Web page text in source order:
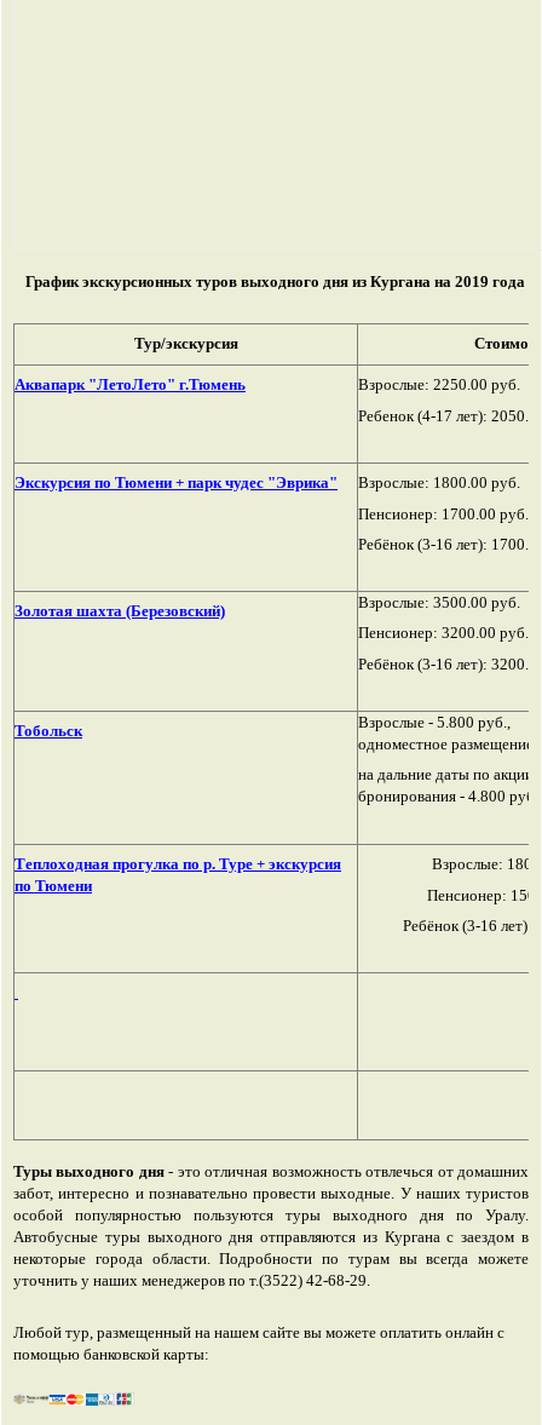
График экскурсионных туров выходного дня из Кургана на 2019 года
Тур/экскурсия
Аквапарк "ЛетоЛето" г.Тюмень
Взрослые: 2250.00 руб.
Ребенок (4-17 лет):
Экскурсия по Тюмени + парк чудес "Эврика"
Взрослые: 1800.00 руб.
Пенсионер: 1700.00 руб.
Ребёнок (3-16 лет):
Золотая шахта (Березовский) Взрослые: 3500.00 руб.
Пенсионер: 3200.00 руб.
Ребёнок (3-16 лет):
Тобольск
Взрослые - 5.800 руб.,
одноместное размещение
на дальние даты по акции
бронирования - 4.800
Теплоходная прогулка по р. Туре + экскурсия
по Тюмени
Взрослые:
Пенсионер:
Ребёнок (3-16 лет):
Туры выходного дня- это отличная возможность отвлечься от домашних
забот, интересно и познавательно провести выходные. У наших туристов
особой популярностью пользуются туры выходного дня по Уралу.
Автобусные туры выходного дня отправляются из Кургана с заездом в
некоторые города области. Подробности по турам вы всегда можете
уточнить у наших менеджеров по т.(3522) 42-68-29.
Любой тур, размещенный на нашем сайте вы можете оплатить онлайн с
помощью банковской карты: